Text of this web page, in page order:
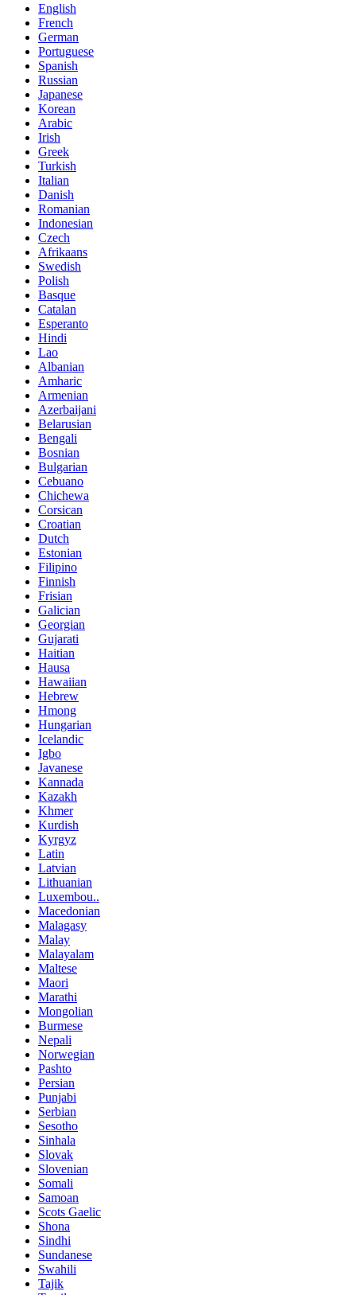
English
French
German
Portuguese
Spanish
Russian
Japanese
Korean
Arabic
Irish
Greek
Turkish
Italian
Danish
Romanian
Indonesian
Czech
Afrikaans
Swedish
Polish
Basque
Catalan
Esperanto
Hindi
Lao
Albanian
Amharic
Armenian
Azerbaijani
Belarusian
Bengali
Bosnian
Bulgarian
Cebuano
Chichewa
Corsican
Croatian
Dutch
Estonian
Filipino
Finnish
Frisian
Galician
Georgian
Gujarati
Haitian
Hausa
Hawaiian
Hebrew
Hmong
Hungarian
Icelandic
Igbo
Javanese
Kannada
Kazakh
Khmer
Kurdish
Kyrgyz
Latin
Latvian
Lithuanian
Luxembou..
Macedonian
Malagasy
Malay
Malayalam
Maltese
Maori
Marathi
Mongolian
Burmese
Nepali
Norwegian
Pashto
Persian
Punjabi
Serbian
Sesotho
Sinhala
Slovak
Slovenian
Somali
Samoan
Scots Gaelic
Shona
Sindhi
Sundanese
Swahili
Tajik